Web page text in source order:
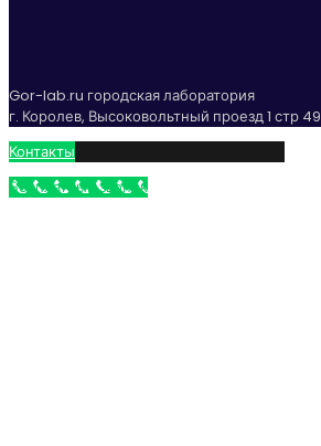
Gor-lab.ru городская лаборатория
г. Королев, Высоковольтный проезд 1 стр 49
Контакты
Бесплатный звонок